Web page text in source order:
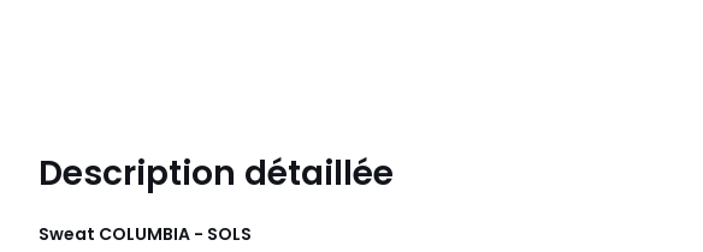
Description détaillée
Sweat COLUMBIA - SOLS